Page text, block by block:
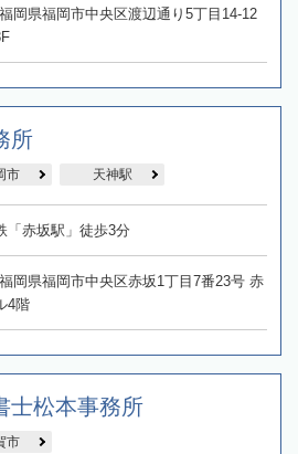
岡県福岡市中央区渡辺通り5丁目14-12
所
市 天神駅
「赤坂駅」徒歩3分
岡県福岡市中央区赤坂1丁目7番23号 赤
4階
士松本事務所
市